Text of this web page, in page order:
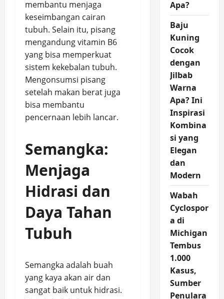
membantu menjaga
keseimbangan cairan
tubuh. Selain itu, pisang
mengandung vitamin B6
yang bisa memperkuat
sistem kekebalan tubuh.
Mengonsumsi pisang
setelah makan berat juga
bisa membantu
pencernaan lebih lancar.
Semangka:
Menjaga
Hidrasi dan
Daya Tahan
Tubuh
Semangka adalah buah
yang kaya akan air dan
sangat baik untuk hidrasi.
Apa?
Baju
Kuning
Cocok
dengan
Jilbab
Warna
Apa? Ini
Inspirasi
Kombina
si yang
Elegan
dan
Modern
Wabah
Cyclospor
a di
Michigan
Tembus
1.000
Kasus,
Sumber
Penulara